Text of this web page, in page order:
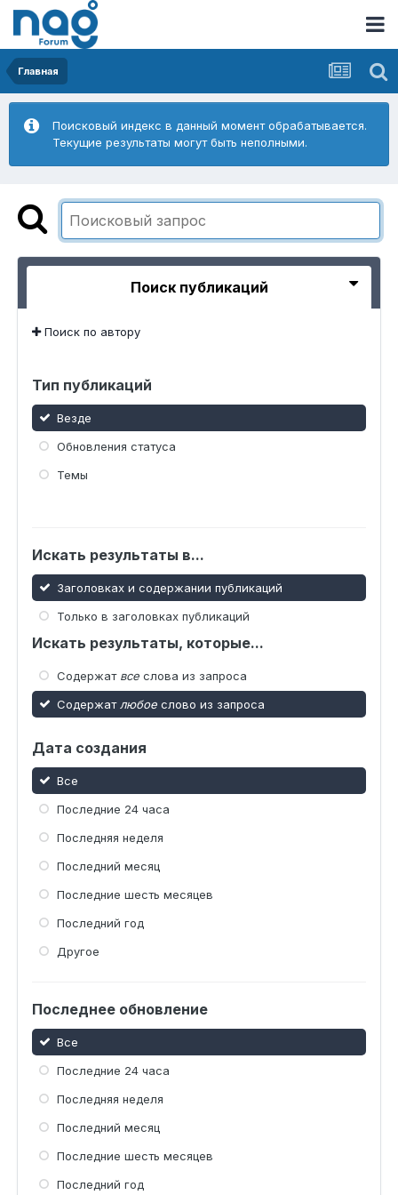
Главная
Поисковый индекс в данный момент обрабатывается.
Текущие результаты могут быть неполными.
Поиск публикаций
Поиск по автору
Тип публикаций
Везде
Обновления статуса
Темы
Искать результаты в...
Заголовках и содержании публикаций
Только в заголовках публикаций
Искать результаты, которые...
Содержат все слова из запроса
Содержат любое слово из запроса
Дата создания
Все
Последние 24 часа
Последняя неделя
Последний месяц
Последние шесть месяцев
Последний год
Другое
Последнее обновление
Все
Последние 24 часа
Последняя неделя
Последний месяц
Последние шесть месяцев
Последний год